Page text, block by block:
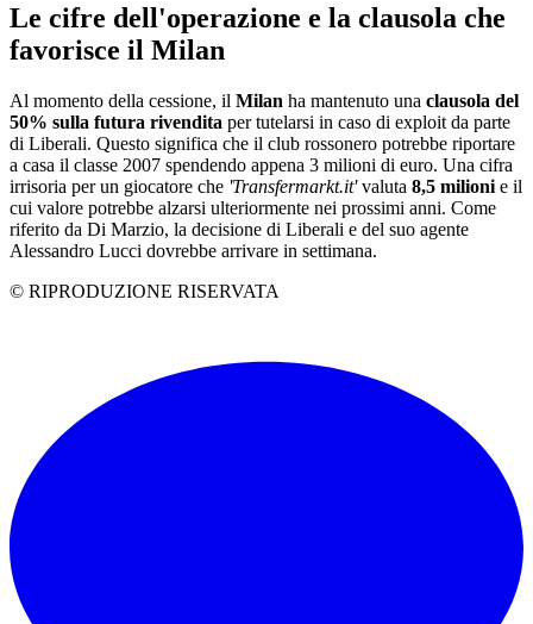
Le cifre dell'operazione e la clausola che
favorisce il Milan
Al momento della cessione, il Milan ha mantenuto una clausola del
50% sulla futura rivendita per tutelarsi in caso di exploit da parte
di Liberali. Questo significa che il club rossonero potrebbe riportare
a casa il classe 2007 spendendo appena 3 milioni di euro. Una cifra
irrisoria per un giocatore che 'Transfermarkt.it'valuta 8,5 milioni e il
cui valore potrebbe alzarsi ulteriormente nei prossimi anni. Come
riferito da Di Marzio, la decisione di Liberali e del suo agente
Alessandro Lucci dovrebbe arrivare in settimana.
© RIPRODUZIONE RISERVATA